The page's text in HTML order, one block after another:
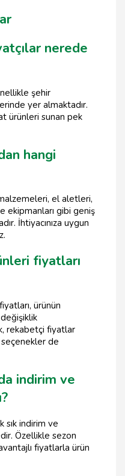
nerede
şehir
yer almaktadır.
ürünleri sunan pek
hangi
el aletleri,
ekipmanları gibi geniş
İhtiyacınıza uygun
fiyatları
ürünün
rekabetçi fiyatlar
de
indirim ve
sık indirim ve
Özellikle sezon
fiyatlarla ürün